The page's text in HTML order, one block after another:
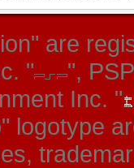
are
"
",
Inc. "
logotype